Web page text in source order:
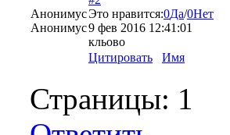
Анонимус
Анонимус
Это нравится:0Да/0Нет
9 фев 2016 12:41:01
кльово
Цитировать
Имя
Страницы: 1